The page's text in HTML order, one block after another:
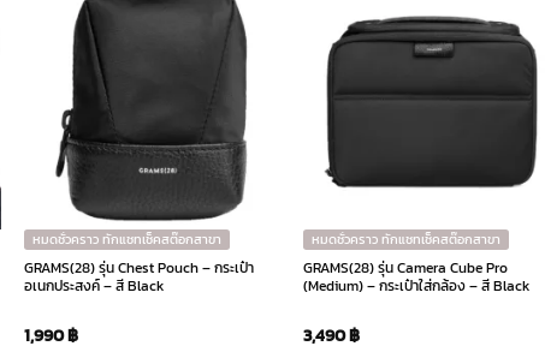
หมดชั่วคราว ทักแชทเช็คสต๊อกสาขา
GRAMS(28) รุ่น Chest Pouch – กระเป๋า
อเนกประสงค์ – สี Black
1,990฿
หมดชั่วคราว ทักแชทเช็คสต๊อกสาขา
GRAMS(28) รุ่น Camera Cube Pro
(Medium) – กระเป๋าใส่กล้อง – สี Black
3,490฿